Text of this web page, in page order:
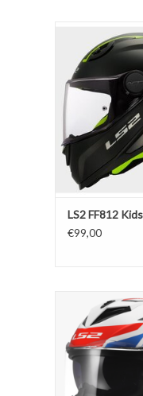
LS2 FF812
TOEVOEGEN
LS2 FF812
€99,00
LS2 FF818
Blauw
TOEVOEGEN